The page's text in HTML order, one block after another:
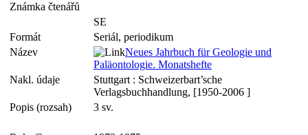
Známka čtenářů
SE
Formát
Seriál, periodikum
Název
Neues Jahrbuch für Geologie und
Paläontologie. Monatshefte
Nakl. údaje
Stuttgart : Schweizerbart’sche
Verlagsbuchhandlung, [1950-2006 ]
Popis (rozsah)
3 sv.